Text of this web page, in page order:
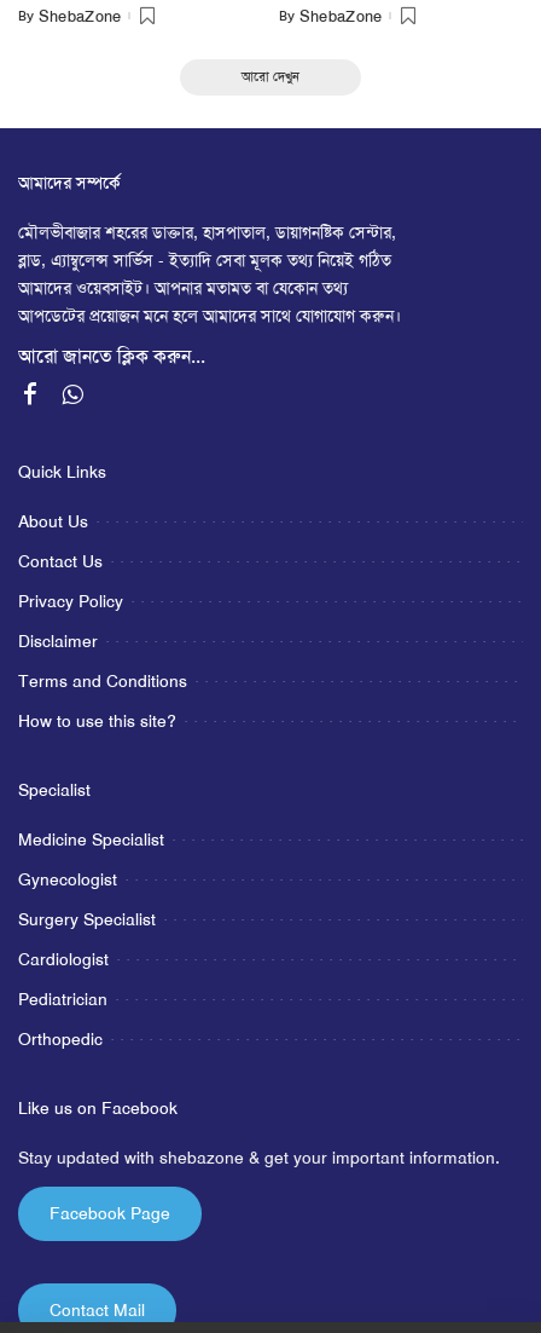
By ShebaZone By ShebaZone
আরো দেখুন
আমাদের সম্পর্কে
মৌলভীবাজার শহরের ডাক্তার, হাসপাতাল, ডায়াগনষ্টিক সেন্টার,
ব্লাড, এ্যাম্বুলেন্স সার্ভিস - ইত্যাদি সেবা মূলক তথ্য নিয়েই গঠিত
আমাদের ওয়েবসাইট। আপনার মতামত বা যেকোন তথ্য
আপডেটের প্রয়োজন মনে হলে আমাদের সাথে যোগাযোগ করুন।
আরো জানতে ক্লিক করুন...
Quick Links
About Us
Contact Us
Privacy Policy
Disclaimer
Terms and Conditions
How to use this site?
Specialist
Medicine Specialist
Gynecologist
Surgery Specialist
Cardiologist
Pediatrician
Orthopedic
Like us on Facebook
Stay updated with shebazone & get your important information.
Facebook Page
Contact Mail